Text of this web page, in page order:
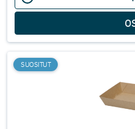
SUOSITUT